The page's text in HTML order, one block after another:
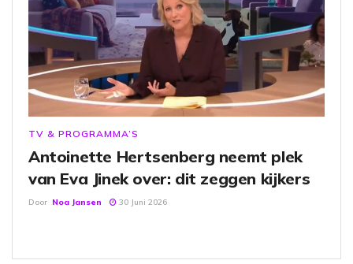
TV & PROGRAMMA’S
Antoinette Hertsenberg neemt plek
van Eva Jinek over: dit zeggen kijkers
Door Noa Jansen 30 Juni 2026